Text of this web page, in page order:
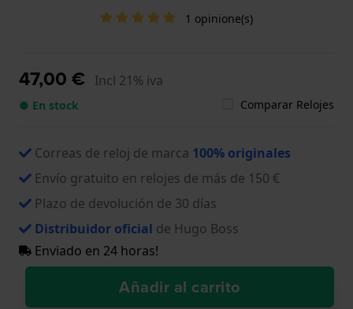
1 opinione(s)
47,00 € Incl 21% iva
● En stock Comparar Relojes
Correas de reloj de marca 100% originales
Envío gratuito en relojes de más de 150 €
Plazo de devolución de 30 días
Distribuidor oficial de Hugo Boss
Enviado en 24 horas!
Añadir al carrito